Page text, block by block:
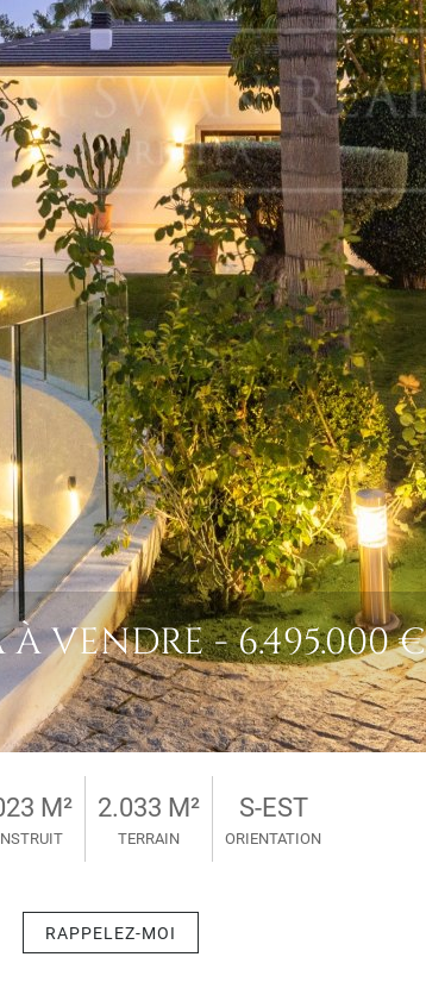
VENDRE - 6.495.000 €
M² 2.033 M²
TERRAIN
S-EST
ORIENTATION
RAPPELEZ-MOI